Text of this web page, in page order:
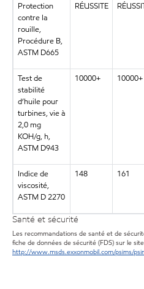
Protection
contre la
rouille,
Procédure B,
ASTM D665
RÉUSSITE
Test de
stabilité
d’huile pour
turbines, vie à
2,0 mg
KOH/g, h,
ASTM D943
10000+ 10000+
Indice de
viscosité,
ASTM D 2270
148 161
Santé et sécurité
Les recommandations de santé et de
fiche de données de sécurité (FDS) sur le site
http://www.msds.exxonmobil.com/psims/